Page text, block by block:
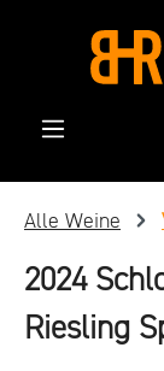
Zum Hauptinhalt
Alle Weine
2024
Riesling